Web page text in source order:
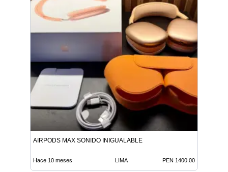
AIRPODS MAX SONIDO INIGUALABLE
Hace 10 meses LIMA PEN 1400.00